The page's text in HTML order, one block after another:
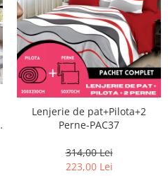
Lenjerie de pat+Pilota+2
Perne-PAC37
314,00 Lei
223,00 Lei